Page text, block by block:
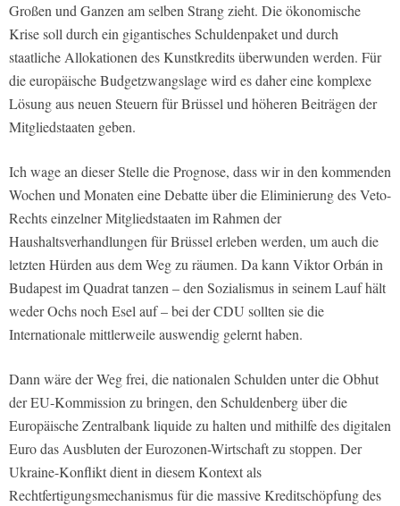
Großen und Ganzen am selben Strang zieht. Die ökonomische
Krise soll durch ein gigantisches Schuldenpaket und durch
staatliche Allokationen des Kunstkredits überwunden werden. Für
die europäische Budgetzwangslage wird es daher eine komplexe
Lösung aus neuen Steuern für Brüssel und höheren Beiträgen der
Mitgliedstaaten geben.
Ich wage an dieser Stelle die Prognose, dass wir in den kommenden
Wochen und Monaten eine Debatte über die Eliminierung des Veto-
Rechts einzelner Mitgliedstaaten im Rahmen der
Haushaltsverhandlungen für Brüssel erleben werden, um auch die
letzten Hürden aus dem Weg zu räumen. Da kann Viktor Orbán in
Budapest im Quadrat tanzen – den Sozialismus in seinem Lauf hält
weder Ochs noch Esel auf – bei der CDU sollten sie die
Internationale mittlerweile auswendig gelernt haben.
Dann wäre der Weg frei, die nationalen Schulden unter die Obhut
der EU-Kommission zu bringen, den Schuldenberg über die
Europäische Zentralbank liquide zu halten und mithilfe des digitalen
Euro das Ausbluten der Eurozonen-Wirtschaft zu stoppen. Der
Ukraine-Konflikt dient in diesem Kontext als
Rechtfertigungsmechanismus für die massive Kreditschöpfung des